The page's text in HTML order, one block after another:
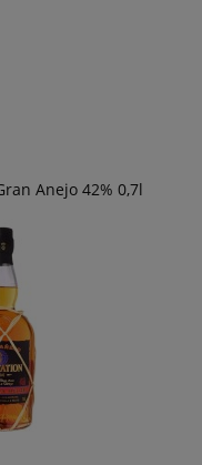
Anejo 42% 0,7l